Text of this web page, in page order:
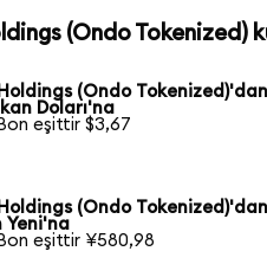
(Ondo Tokenized)
(Ondo Tokenized)'dan
Doları'na
eşittir $3,67
(Ondo Tokenized)'dan
Yeni'na
eşittir ¥580,98